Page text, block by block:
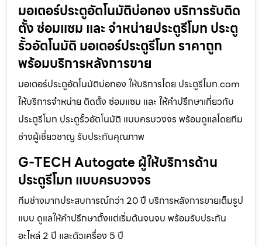
มอเตอร์ประตูอัตโนมัติบ่อทอง บริการรับติด
ตั้ง ซ่อมแซม และ จำหน่ายประตูรีโมท ประตู
รั้วอัตโนมัติ มอเตอร์ประตูรีโมท ราคาถูก
พร้อมบริการหลังการขาย
มอเตอร์ประตูอัตโนมัติบ่อทอง ให้บริการโดย ประตูรีโมท.com
ให้บริการจำหน่าย ติดตั้ง ซ่อมแซม และ ให้คำปรึกษาเกี่ยวกับ
ประตูรีโมท ประตูรั้วอัตโนมัติ แบบครบวงจร พร้อมดูแลโดยทีม
ช่างผู้เชี่ยวชาญ รับประกันคุณภาพ
G-TECH Autogate ผู้ให้บริการด้าน
ประตูรีโมท แบบครบวงจร
ทีมช่างมากประสบการณ์กว่า 20 ปี บริการหลังการขายเต็มรูป
แบบ ดูแลให้คำปรึกษาตั้งแต่เริ่มต้นจนจบ พร้อมรับประกัน
อะไหล่ 2 ปี และตัวเครื่อง 5 ปี